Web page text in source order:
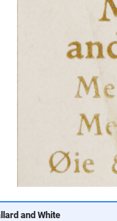
and White